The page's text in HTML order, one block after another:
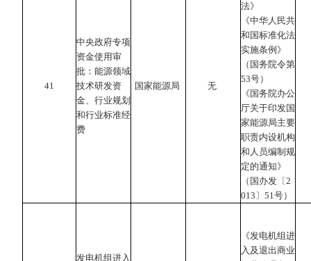
41
中央政府专项
资金使用审
批：能源领域
技术研发资
金、行业规划
和行业标准经
费
国家能源局 无
法》
《中华人民共
和国标准化法
实施条例》
（国务院令第
53号）
《国务院办公
厅关于印发国
家能源局主要
职责内设机构
和人员编制规
定的通知》
（国办发〔2
013〕51号）
发电机组进入
《发电机组进
入及退出商业